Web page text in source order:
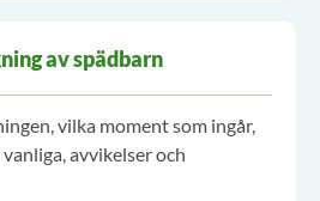
av spädbarn
vilka moment som ingår,
avvikelser och